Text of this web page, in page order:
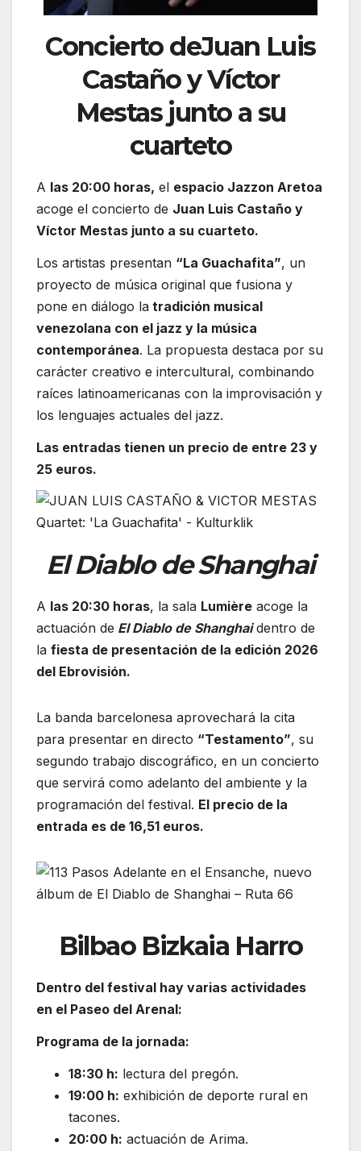
Concierto deJuan Luis
CastañoyVíctor
Mestasjunto a su
cuarteto
A las 20:00 horas, el espacio Jazzon Aretoa
acoge el concierto de Juan Luis Castaño y
Víctor Mestas junto a su cuarteto.
Los artistas presentan “La Guachafita”, un
proyecto de música original que fusiona y
pone en diálogo la tradición musical
venezolana con el jazz y la música
contemporánea. La propuesta destaca por su
carácter creativo e intercultural, combinando
raíces latinoamericanas con la improvisación y
los lenguajes actuales del jazz.
Las entradas tienen un precio de entre 23 y
25 euros.
El Diablo de Shanghai
A las 20:30 horas, la sala Lumière acoge la
actuación de El Diablo de Shanghaidentro de
la fiesta de presentación de la edición 2026
del Ebrovisión.
La banda barcelonesa aprovechará la cita
para presentar en directo “Testamento”, su
segundo trabajo discográfico, en un concierto
que servirá como adelanto del ambiente y la
programación del festival. El precio de la
entrada es de 16,51 euros.
Bilbao Bizkaia Harro
Dentro del festival hay varias actividades
en el Paseo del Arenal:
Programa de la jornada:
18:30 h: lectura del pregón.
19:00 h: exhibición de deporte rural en
tacones.
20:00 h: actuación de Arima.